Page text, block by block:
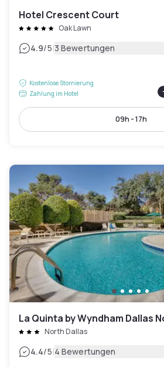
Hotel Crescent Court
Oak Lawn
4.9/5|3 Bewertungen
Kostenlose Stornierung
Zahlung im Hotel
09h - 17h
La Quinta by Wyndham Dallas
North Dallas
4.4/5|4 Bewertungen